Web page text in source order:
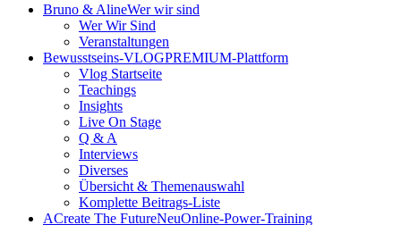
Bruno & AlineWer wir sind
Wer Wir Sind
Veranstaltungen
Bewusstseins-VLOGPREMIUM-Plattform
Vlog Startseite
Teachings
Insights
Live On Stage
Q & A
Interviews
Diverses
Übersicht & Themenauswahl
Komplette Beitrags-Liste
ACreate The FutureNeuOnline-Power-Training